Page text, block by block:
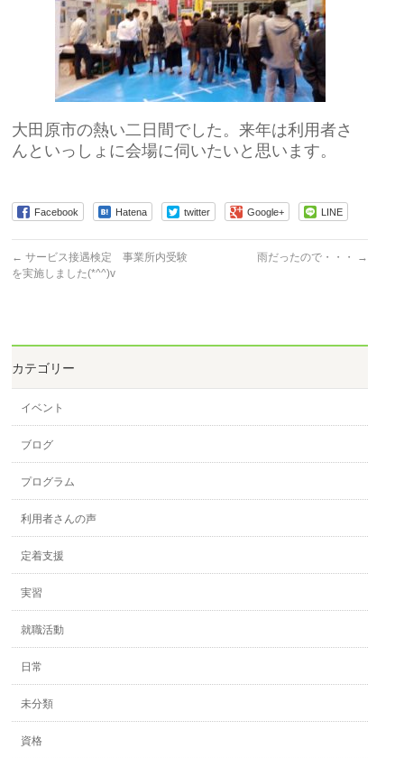
大田原市の熱い二日間でした。来年は利用者さ
んといっしょに会場に伺いたいと思います。
Facebook Hatena twitter Google+ LINE
← サービス接遇検定 事業所内受験
を実施しました(*^^)v
雨だったので・・・ →
カテゴリー
イベント
ブログ
プログラム
利用者さんの声
定着支援
実習
就職活動
日常
未分類
資格